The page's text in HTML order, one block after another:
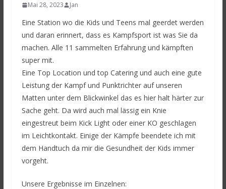
Mai 28, 2023 Jan
Eine Station wo die Kids und Teens mal geerdet werden
und daran erinnert, dass es Kampfsport ist was Sie da
machen. Alle 11 sammelten Erfahrung und kämpften
super mit.
Eine Top Location und top Catering und auch eine gute
Leistung der Kampf und Punktrichter auf unseren
Matten unter dem Blickwinkel das es hier halt härter zur
Sache geht. Da wird auch mal lässig ein Knie
eingestreut beim Kick Light oder einer KO geschlagen
im Leichtkontakt. Einige der Kämpfe beendete ich mit
dem Handtuch da mir die Gesundheit der Kids immer
vorgeht.
Unsere Ergebnisse im Einzelnen: